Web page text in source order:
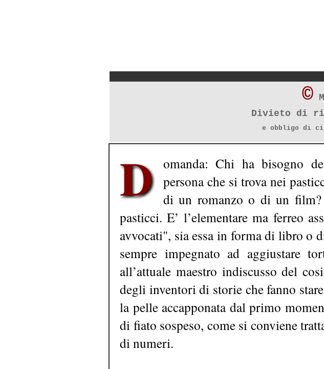
©
Divieto di
e obbligo di
D omanda: Chi ha bisogno
persona che si trova nei
di un romanzo o di un film?
pasticci. E’ l’elementare ma ferreo
avvocati", sia essa in forma di libro o
sempre impegnato ad aggiustare
all’attuale maestro indiscusso del
degli inventori di storie che fanno
la pelle accapponata dal primo
di fiato sospeso, come si conviene
di numeri.